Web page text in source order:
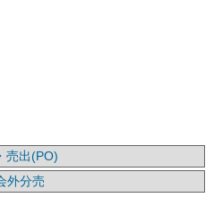
売出(PO)
外分売